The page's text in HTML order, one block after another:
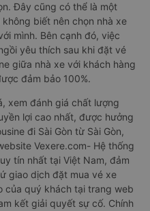
Đây cũng có thể là một
biết nên chọn nhà xe
mình. Bên cạnh đó, việc
yêu thích sau khi đặt vé
giữa nhà xe với khách hàng
đảm bảo 100%.
xem đánh giá chất lượng
lợi cao nhất, được hưởng
đi Sài Gòn từ Sài Gòn,
Vexere.com- Hệ thống
tín nhất tại Việt Nam, đảm
giao dịch đặt mua vé xe
của quý khách tại trang web
kết giải quyết sự cố. Chính